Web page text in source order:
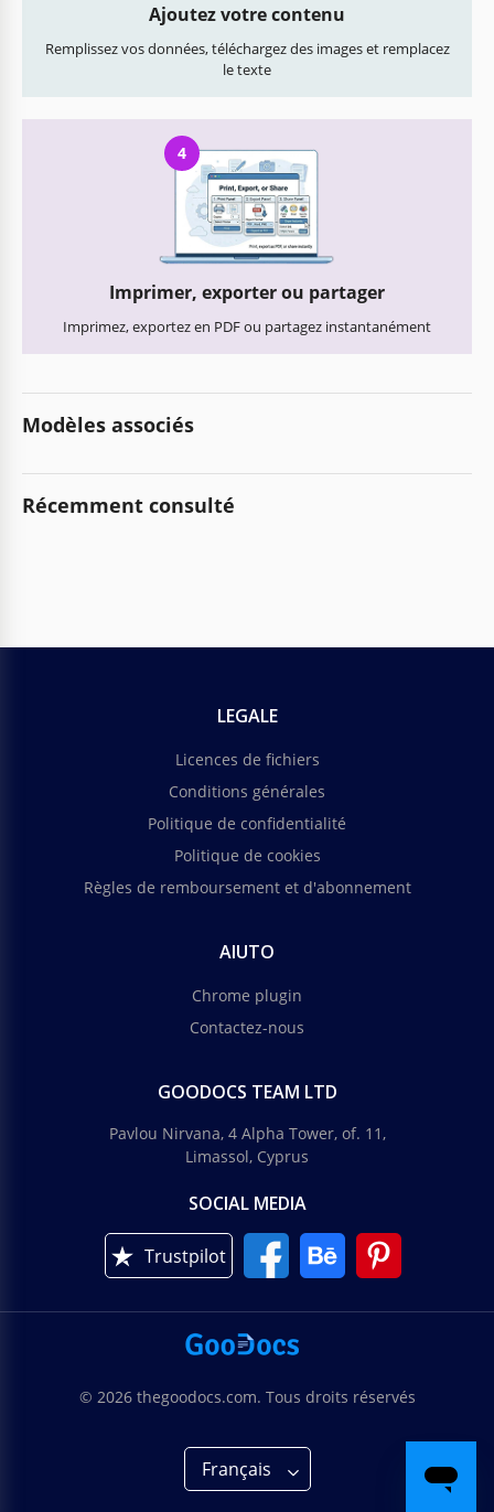
Ajoutez votre contenu
Remplissez vos données, téléchargez des images et remplacez
le texte
4
Imprimer, exporter ou partager
Imprimez, exportez en PDF ou partagez instantanément
Modèles associés
Récemment consulté
LEGALE
Licences de fichiers
Conditions générales
Politique de confidentialité
Politique de cookies
Règles de remboursement et d'abonnement
AIUTO
Chrome plugin
Contactez-nous
GOODOCS TEAM LTD
Pavlou Nirvana, 4 Alpha Tower, of. 11,
Limassol, Cyprus
SOCIAL MEDIA
Trustpilot
© 2026 thegoodocs.com. Tous droits réservés
Français